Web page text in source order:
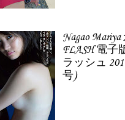
Nagao
FLASH 電子
ラッシュ
号)